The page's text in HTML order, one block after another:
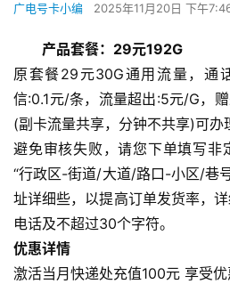
广电号卡小编 2025年11月20日 下午
产品套餐：29元192G
原套餐29元30G通用流量，通
信:0.1元/条，流量超出:5元/G，
(副卡流量共享，分钟不共享)可办
避免审核失败，请您下单填写非
“行政区-街道/大道/路口-小区/巷
址详细些，以提高订单发货率，
电话及不超过30个字符。
优惠详情
激活当月快递处充值100元 享受优